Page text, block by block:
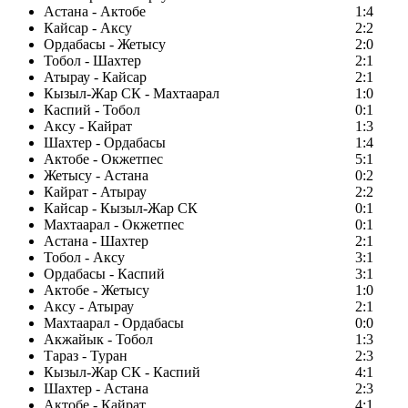
Астана - Актобе
1:4
Кайсар - Аксу
2:2
Ордабасы - Жетысу
2:0
Тобол - Шахтер
2:1
Атырау - Кайсар
2:1
Кызыл-Жар СК - Махтаарал
1:0
Каспий - Тобол
0:1
Аксу - Кайрат
1:3
Шахтер - Ордабасы
1:4
Актобе - Окжетпес
5:1
Жетысу - Астана
0:2
Кайрат - Атырау
2:2
Кайсар - Кызыл-Жар СК
0:1
Махтаарал - Окжетпес
0:1
Астана - Шахтер
2:1
Тобол - Аксу
3:1
Ордабасы - Каспий
3:1
Актобе - Жетысу
1:0
Аксу - Атырау
2:1
Махтаарал - Ордабасы
0:0
Акжайык - Тобол
1:3
Тараз - Туран
2:3
Кызыл-Жар СК - Каспий
4:1
Шахтер - Астана
2:3